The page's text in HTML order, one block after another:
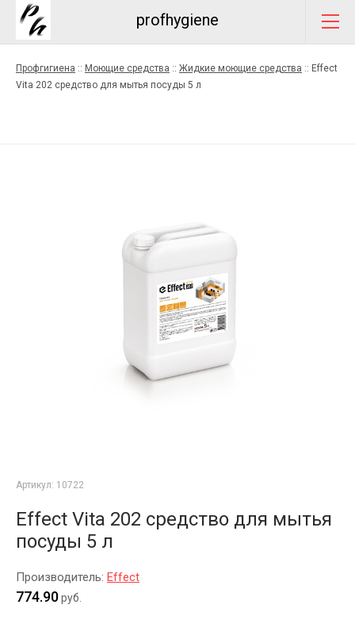
profhygiene
Профгигиена :: Моющие средства :: Жидкие моющие средства :: Effect
Vita 202 средство для мытья посуды 5 л
Артикул: 10722
Effect Vita 202 средство для мытья
посуды 5 л
Производитель: Effect
774.90руб.